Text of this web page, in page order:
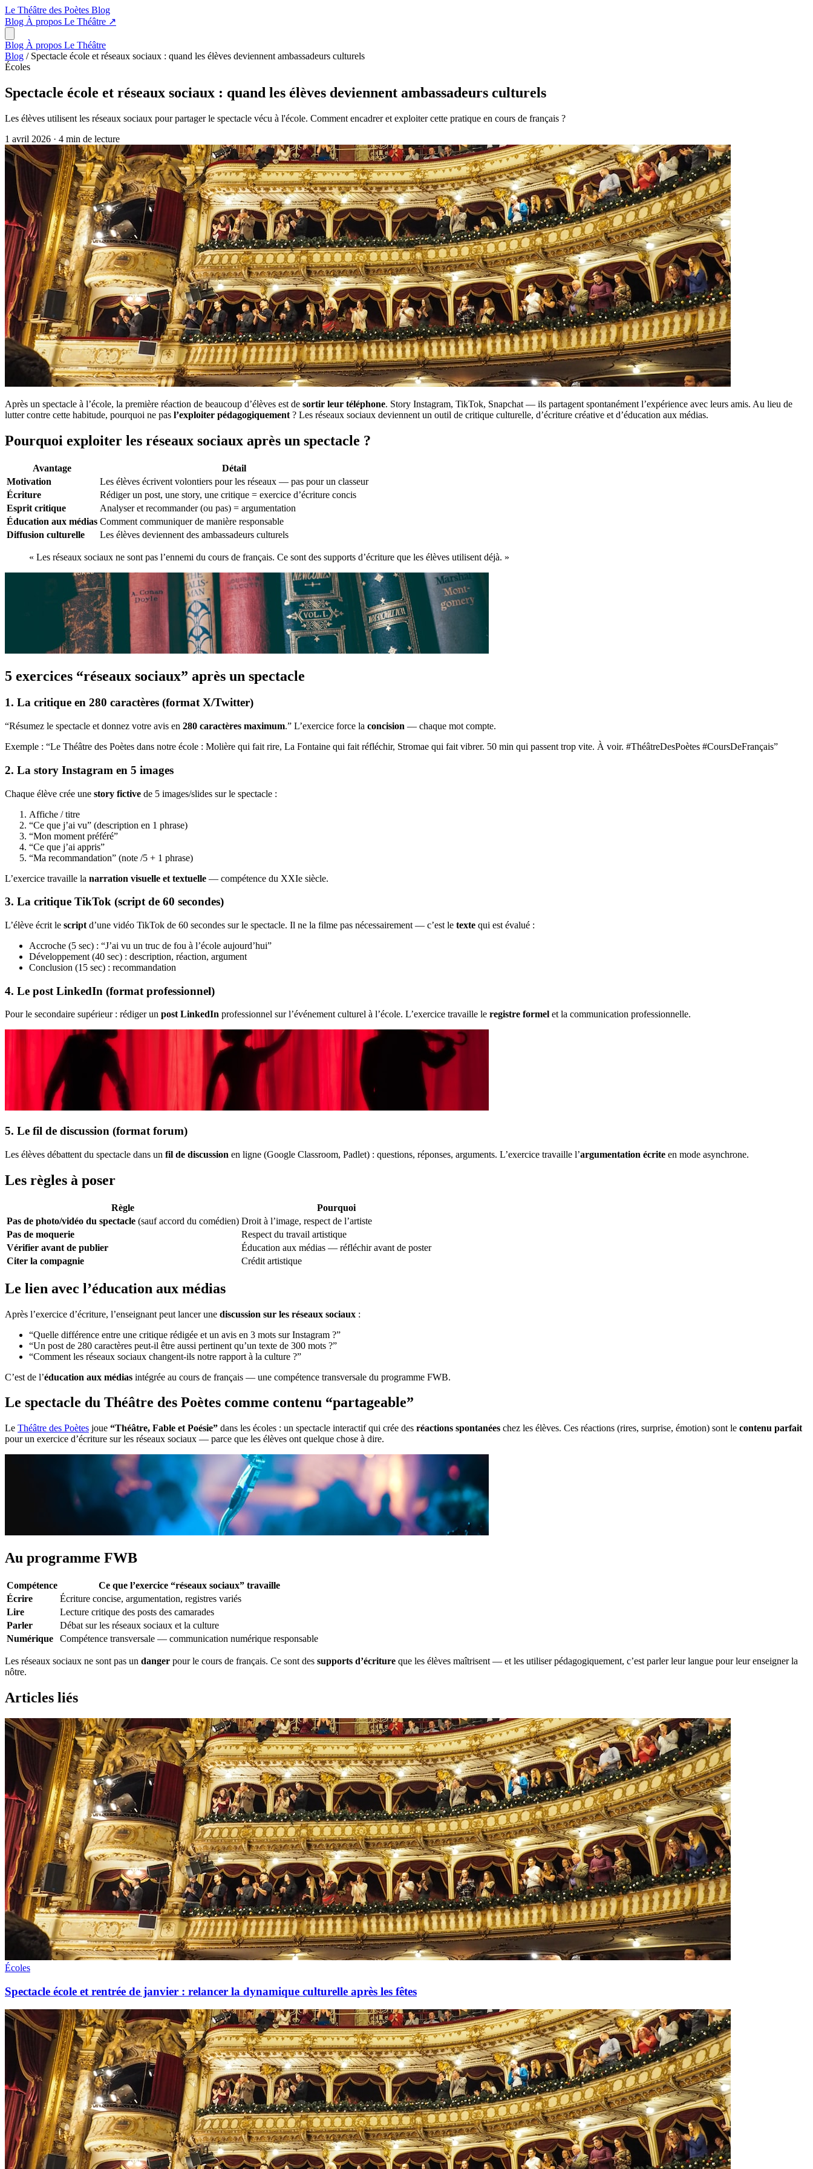
Le Théâtre des Poètes Blog
Blog À propos Le Théâtre ↗
Blog À propos Le Théâtre
Blog / Spectacle école et réseaux sociaux : quand les élèves deviennent ambassadeurs culturels
Écoles
Spectacle école et réseaux sociaux : quand les élèves deviennent ambassadeurs culturels
Les élèves utilisent les réseaux sociaux pour partager le spectacle vécu à l'école. Comment encadrer et exploiter cette pratique en cours de français ?
1 avril 2026 · 4 min de lecture
Après un spectacle à l’école, la première réaction de beaucoup d’élèves est de sortir leur téléphone. Story Instagram, TikTok, Snapchat — ils partagent spontanément l’expérience avec leurs amis. Au lieu de
lutter contre cette habitude, pourquoi ne pas l’exploiter pédagogiquement ? Les réseaux sociaux deviennent un outil de critique culturelle, d’écriture créative et d’éducation aux médias.
Pourquoi exploiter les réseaux sociaux après un spectacle ?
Avantage
Détail
Motivation
Les élèves écrivent volontiers pour les réseaux — pas pour un classeur
Écriture
Rédiger un post, une story, une critique = exercice d’écriture concis
Esprit critique
Analyser et recommander (ou pas) = argumentation
Éducation aux médias Comment communiquer de manière responsable
Diffusion culturelle
Les élèves deviennent des ambassadeurs culturels
« Les réseaux sociaux ne sont pas l’ennemi du cours de français. Ce sont des supports d’écriture que les élèves utilisent déjà. »
5 exercices “réseaux sociaux” après un spectacle
1. La critique en 280 caractères (format X/Twitter)
“Résumez le spectacle et donnez votre avis en 280 caractères maximum.” L’exercice force la concision — chaque mot compte.
Exemple : “Le Théâtre des Poètes dans notre école : Molière qui fait rire, La Fontaine qui fait réfléchir, Stromae qui fait vibrer. 50 min qui passent trop vite. À voir. #ThéâtreDesPoètes #CoursDeFrançais”
2. La story Instagram en 5 images
Chaque élève crée une story fictive de 5 images/slides sur le spectacle :
Affiche / titre
“Ce que j’ai vu” (description en 1 phrase)
“Mon moment préféré”
“Ce que j’ai appris”
“Ma recommandation” (note /5 + 1 phrase)
L’exercice travaille la narration visuelle et textuelle — compétence du XXIe siècle.
3. La critique TikTok (script de 60 secondes)
L’élève écrit le script d’une vidéo TikTok de 60 secondes sur le spectacle. Il ne la filme pas nécessairement — c’est le texte qui est évalué :
Accroche (5 sec) : “J’ai vu un truc de fou à l’école aujourd’hui”
Développement (40 sec) : description, réaction, argument
Conclusion (15 sec) : recommandation
4. Le post LinkedIn (format professionnel)
Pour le secondaire supérieur : rédiger un post LinkedIn professionnel sur l’événement culturel à l’école. L’exercice travaille le registre formel et la communication professionnelle.
5. Le fil de discussion (format forum)
Les élèves débattent du spectacle dans un fil de discussion en ligne (Google Classroom, Padlet) : questions, réponses, arguments. L’exercice travaille l’argumentation écrite en mode asynchrone.
Les règles à poser
Règle
Pourquoi
Pas de photo/vidéo du spectacle (sauf accord du comédien) Droit à l’image, respect de l’artiste
Pas de moquerie
Respect du travail artistique
Vérifier avant de publier
Éducation aux médias — réfléchir avant de poster
Citer la compagnie
Crédit artistique
Le lien avec l’éducation aux médias
Après l’exercice d’écriture, l’enseignant peut lancer une discussion sur les réseaux sociaux :
“Quelle différence entre une critique rédigée et un avis en 3 mots sur Instagram ?”
“Un post de 280 caractères peut-il être aussi pertinent qu’un texte de 300 mots ?”
“Comment les réseaux sociaux changent-ils notre rapport à la culture ?”
C’est de l’éducation aux médias intégrée au cours de français — une compétence transversale du programme FWB.
Le spectacle du Théâtre des Poètes comme contenu “partageable”
Le Théâtre des Poètes joue “Théâtre, Fable et Poésie” dans les écoles : un spectacle interactif qui crée des réactions spontanées chez les élèves. Ces réactions (rires, surprise, émotion) sont le contenu parfait
pour un exercice d’écriture sur les réseaux sociaux — parce que les élèves ont quelque chose à dire.
Au programme FWB
Compétence
Ce que l’exercice “réseaux sociaux” travaille
Écrire
Écriture concise, argumentation, registres variés
Lire
Lecture critique des posts des camarades
Parler
Débat sur les réseaux sociaux et la culture
Numérique
Compétence transversale — communication numérique responsable
Les réseaux sociaux ne sont pas un danger pour le cours de français. Ce sont des supports d’écriture que les élèves maîtrisent — et les utiliser pédagogiquement, c’est parler leur langue pour leur enseigner la
nôtre.
Articles liés
Écoles
Spectacle école et rentrée de janvier : relancer la dynamique culturelle après les fêtes